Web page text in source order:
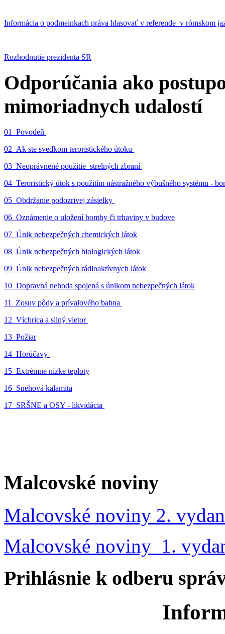
Informácia o podmeinkach práva hlasovať v referende v rómskom
Rozhodnutie prezidenta SR
Odporúčania ako
mimoriadnych udalostí
01_Povodeň
02_Ak ste svedkom teroristického útoku
03_Neoprávnené použitie strelných zbraní
04_Teroristický útok s použitím nástražného výbušného systému -
05_Obdržanie podozrivej zásielky
06_Oznámenie o uložení bomby či trhaviny v budove
07_Únik nebezpečných chemických látok
08_Únik nebezpečných biologických látok
09_Únik nebezpečných rádioaktívnych látok
10_Dopravná nehoda spojená s únikom nebezpečných látok
11_Zosuv pôdy a prívalového bahna
12_Víchrica a silný vietor
13_Požiar
14_Horúčavy
15_Extrémne nízke teploty
16_Snehová kalamita
17_SRŠNE a OSY - likvidácia
Malcovské noviny
Malcovské noviny 2.
Malcovské noviny 1.
Prihlásnie k odberu